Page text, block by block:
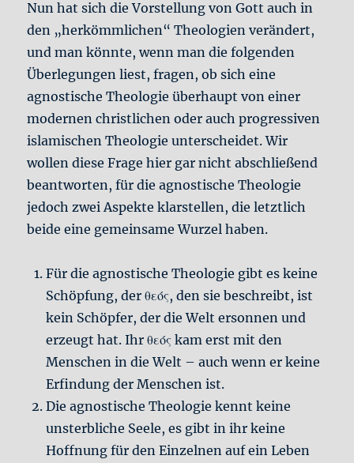
Nun hat sich die Vorstellung von Gott auch in
den „herkömmlichen“ Theologien verändert,
und man könnte, wenn man die folgenden
Überlegungen liest, fragen, ob sich eine
agnostische Theologie überhaupt von einer
modernen christlichen oder auch progressiven
islamischen Theologie unterscheidet. Wir
wollen diese Frage hier gar nicht abschließend
beantworten, für die agnostische Theologie
jedoch zwei Aspekte klarstellen, die letztlich
beide eine gemeinsame Wurzel haben.
Für die agnostische Theologie gibt es keine
Schöpfung, der θεός, den sie beschreibt, ist
kein Schöpfer, der die Welt ersonnen und
erzeugt hat. Ihr θεός kam erst mit den
Menschen in die Welt – auch wenn er keine
Erfindung der Menschen ist.
Die agnostische Theologie kennt keine
unsterbliche Seele, es gibt in ihr keine
Hoffnung für den Einzelnen auf ein Leben